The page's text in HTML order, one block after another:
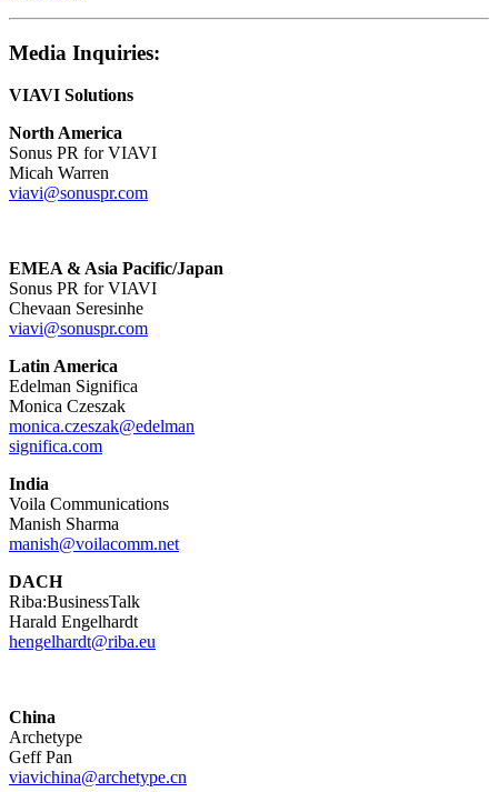
Media Inquiries:
VIAVI Solutions
North America
Sonus PR for VIAVI
Micah Warren
viavi@sonuspr.com
EMEA & Asia Pacific/Japan
Sonus PR for VIAVI
Chevaan Seresinhe
viavi@sonuspr.com
Latin America
Edelman Significa
Monica Czeszak
monica.czeszak@edelman
significa.com
India
Voila Communications
Manish Sharma
manish@voilacomm.net
DACH
Riba:BusinessTalk
Harald Engelhardt
hengelhardt@riba.eu
China
Archetype
Geff Pan
viavichina@archetype.cn